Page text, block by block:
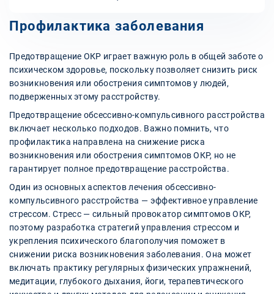
Профилактика заболевания
Предотвращение ОКР играет важную роль в общей заботе о
психическом здоровье, поскольку позволяет снизить риск
возникновения или обострения симптомов у людей,
подверженных этому расстройству.
Предотвращение обсессивно-компульсивного расстройства
включает несколько подходов. Важно помнить, что
профилактика направлена на снижение риска
возникновения или обострения симптомов ОКР, но не
гарантирует полное предотвращение расстройства.
Один из основных аспектов лечения обсессивно-
компульсивного расстройства — эффективное управление
стрессом. Стресс — сильный провокатор симптомов ОКР,
поэтому разработка стратегий управления стрессом и
укрепления психического благополучия поможет в
снижении риска возникновения заболевания. Она может
включать практику регулярных физических упражнений,
медитации, глубокого дыхания, йоги, терапевтического